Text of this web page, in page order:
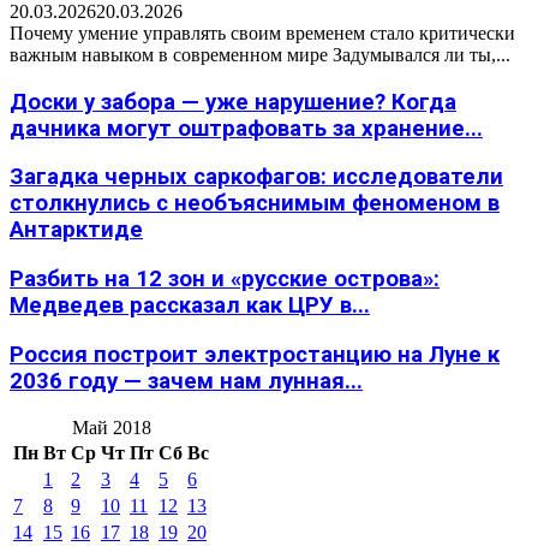
20.03.202620.03.2026
Почему умение управлять своим временем стало критически
важным навыком в современном мире Задумывался ли ты,...
Доски у забора — уже нарушение? Когда
дачника могут оштрафовать за хранение...
Загадка черных саркофагов: исследователи
столкнулись с необъяснимым феноменом в
Антарктиде
Разбить на 12 зон и «русские острова»:
Медведев рассказал как ЦРУ в...
Россия построит электростанцию на Луне к
2036 году — зачем нам лунная...
Май 2018
Пн Вт Ср Чт Пт Сб Вс
1
2 3 4 5
6
7
8 9 10 11 12 13
14 15 16 17 18 19 20